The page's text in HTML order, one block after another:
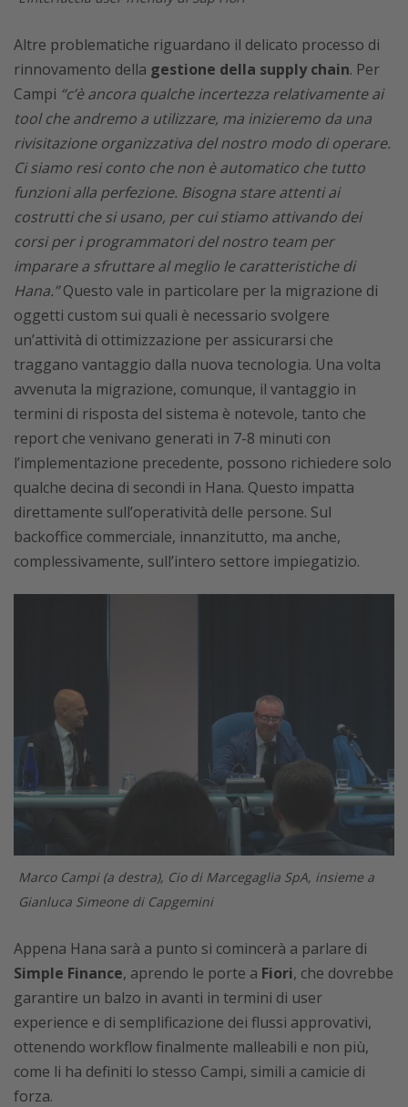
Altre problematiche riguardano il delicato processo di
rinnovamento della gestione della supply chain. Per
Campi “c’è ancora qualche incertezza relativamente ai
tool che andremo a utilizzare, ma inizieremo da una
rivisitazione organizzativa del nostro modo di operare.
Ci siamo resi conto che non è automatico che tutto
funzioni alla perfezione. Bisogna stare attenti ai
costrutti che si usano, per cui stiamo attivando dei
corsi per i programmatori del nostro team per
imparare a sfruttare al meglio le caratteristiche di
Hana.”Questo vale in particolare per la migrazione di
oggetti custom sui quali è necessario svolgere
un’attività di ottimizzazione per assicurarsi che
traggano vantaggio dalla nuova tecnologia. Una volta
avvenuta la migrazione, comunque, il vantaggio in
termini di risposta del sistema è notevole, tanto che
report che venivano generati in 7-8 minuti con
l’implementazione precedente, possono richiedere solo
qualche decina di secondi in Hana. Questo impatta
direttamente sull’operatività delle persone. Sul
backoffice commerciale, innanzitutto, ma anche,
complessivamente, sull’intero settore impiegatizio.
Marco Campi (a destra), Cio di Marcegaglia SpA, insieme a
Gianluca Simeone di Capgemini
Appena Hana sarà a punto si comincerà a parlare di
Simple Finance, aprendo le porte a Fiori, che dovrebbe
garantire un balzo in avanti in termini di user
experience e di semplificazione dei flussi approvativi,
ottenendo workflow finalmente malleabili e non più,
come li ha definiti lo stesso Campi, simili a camicie di
forza.